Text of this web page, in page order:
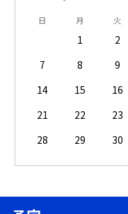
日 月 火
1 2
7
8 9
14
15 16
21
22 23
28
29 30